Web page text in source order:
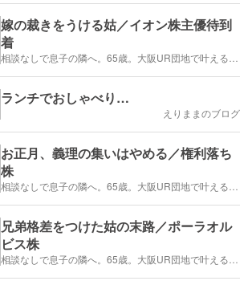
嫁の裁きをうける姑／イオン株主優待到
着
ランチでおしゃべり…
えりままのブログ
お正月、義理の集いはやめる／権利落ち
株
兄弟格差をつけた姑の末路／ポーラオル
ビス株